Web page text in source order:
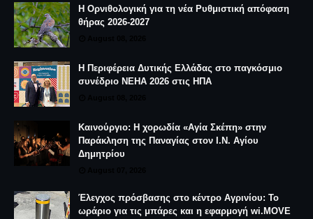
Η Ορνιθολογική για τη νέα Ρυθμιστική απόφαση
θήρας 2026-2027
Η Περιφέρεια Δυτικής Ελλάδας στο παγκόσμιο
συνέδριο NEHA 2026 στις ΗΠΑ
Καινούργιο: Η χορωδία «Αγία Σκέπη» στην
Παράκληση της Παναγίας στον Ι.Ν. Αγίου
Δημητρίου
Έλεγχος πρόσβασης στο κέντρο Αγρινίου: Το
ωράριο για τις μπάρες και η εφαρμογή wi.MOVE